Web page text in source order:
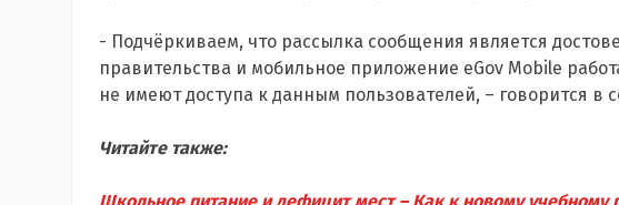
- Подчёркиваем, что рассылка сообщения является
правительства и мобильное приложение eGov Mobile
не имеют доступа к данным пользователей, – говорится в
Читайте также:
Школьное питание и дефицит мест – Как к новому учебному